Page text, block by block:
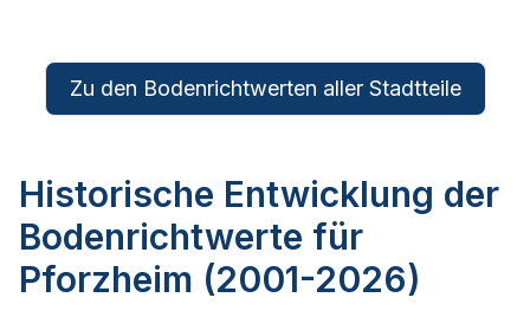
Zu den Bodenrichtwerten aller Stadtteile
Historische Entwicklung der
Bodenrichtwerte für
Pforzheim (2001-2026)